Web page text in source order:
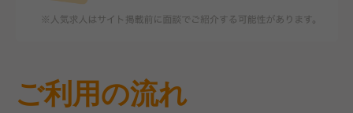
ご利用の流れ